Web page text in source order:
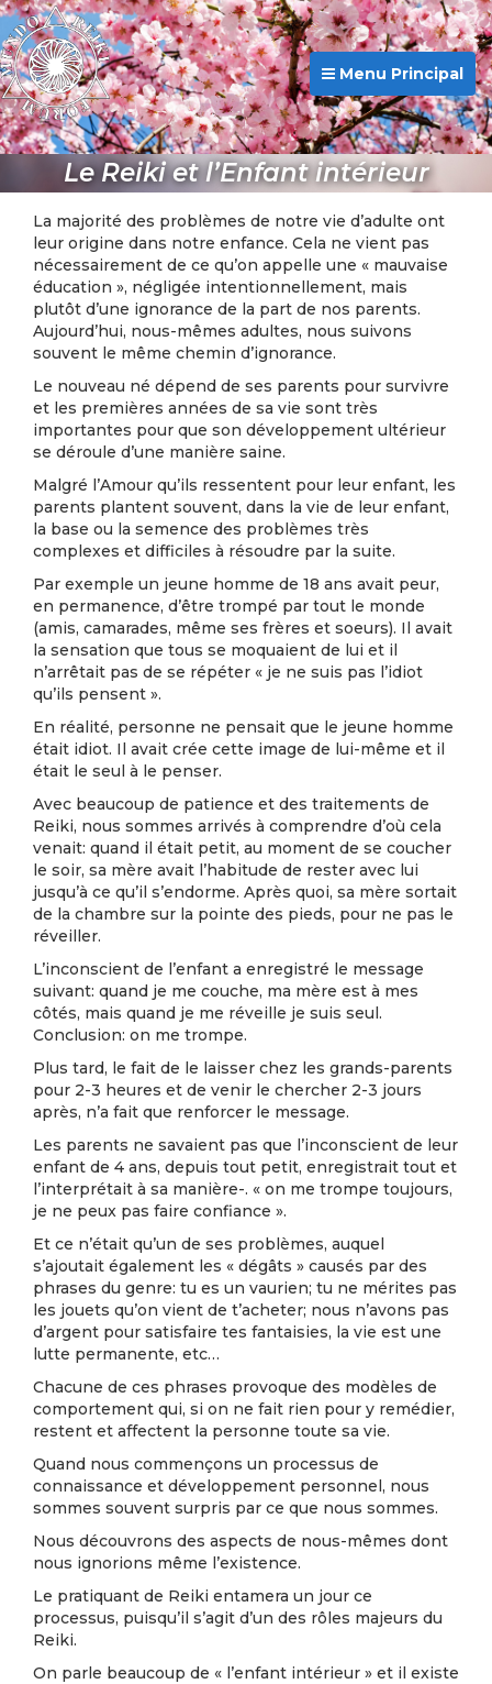
Menu Principal
Le Reiki et l’Enfant intérieur
La majorité des problèmes de notre vie d’adulte ont
leur origine dans notre enfance. Cela ne vient pas
nécessairement de ce qu’on appelle une « mauvaise
éducation », négligée intentionnellement, mais
plutôt d’une ignorance de la part de nos parents.
Aujourd’hui, nous-mêmes adultes, nous suivons
souvent le même chemin d’ignorance.
Le nouveau né dépend de ses parents pour survivre
et les premières années de sa vie sont très
importantes pour que son développement ultérieur
se déroule d’une manière saine.
Malgré l’Amour qu’ils ressentent pour leur enfant, les
parents plantent souvent, dans la vie de leur enfant,
la base ou la semence des problèmes très
complexes et difficiles à résoudre par la suite.
Par exemple un jeune homme de 18 ans avait peur,
en permanence, d’être trompé par tout le monde
(amis, camarades, même ses frères et soeurs). Il avait
la sensation que tous se moquaient de lui et il
n’arrêtait pas de se répéter « je ne suis pas l’idiot
qu’ils pensent ».
En réalité, personne ne pensait que le jeune homme
était idiot. Il avait crée cette image de lui-même et il
était le seul à le penser.
Avec beaucoup de patience et des traitements de
Reiki, nous sommes arrivés à comprendre d’où cela
venait: quand il était petit, au moment de se coucher
le soir, sa mère avait l’habitude de rester avec lui
jusqu’à ce qu’il s’endorme. Après quoi, sa mère sortait
de la chambre sur la pointe des pieds, pour ne pas le
réveiller.
L’inconscient de l’enfant a enregistré le message
suivant: quand je me couche, ma mère est à mes
côtés, mais quand je me réveille je suis seul.
Conclusion: on me trompe.
Plus tard, le fait de le laisser chez les grands-parents
pour 2-3 heures et de venir le chercher 2-3 jours
après, n’a fait que renforcer le message.
Les parents ne savaient pas que l’inconscient de leur
enfant de 4 ans, depuis tout petit, enregistrait tout et
l’interprétait à sa manière-. « on me trompe toujours,
je ne peux pas faire confiance ».
Et ce n’était qu’un de ses problèmes, auquel
s’ajoutait également les « dégâts » causés par des
phrases du genre: tu es un vaurien; tu ne mérites pas
les jouets qu’on vient de t’acheter; nous n’avons pas
d’argent pour satisfaire tes fantaisies, la vie est une
lutte permanente, etc…
Chacune de ces phrases provoque des modèles de
comportement qui, si on ne fait rien pour y remédier,
restent et affectent la personne toute sa vie.
Quand nous commençons un processus de
connaissance et développement personnel, nous
sommes souvent surpris par ce que nous sommes.
Nous découvrons des aspects de nous-mêmes dont
nous ignorions même l’existence.
Le pratiquant de Reiki entamera un jour ce
processus, puisqu’il s’agit d’un des rôles majeurs du
Reiki.
On parle beaucoup de « l’enfant intérieur » et il existe